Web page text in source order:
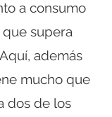
a consumo
que supera
además
mucho que
dos de los